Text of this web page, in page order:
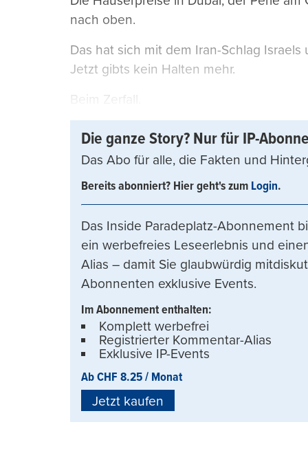
nach oben.
Das hat sich mit dem Iran-Schlag
Jetzt gibts kein Halten mehr.
Beim Zerfall.
Die ganze Story? Nur für IP-
Das Abo für alle, die Fakten und
Bereits abonniert? Hier geht's zum Login.
Das Inside Paradeplatz-Abonnement
ein werbefreies Leseerlebnis und
Alias – damit Sie glaubwürdig
Abonnenten exklusive Events.
Im Abonnement enthalten:
Komplett werbefrei
Registrierter Kommentar-Alias
Exklusive IP-Events
Ab CHF 8.25 / Monat
Jetzt kaufen